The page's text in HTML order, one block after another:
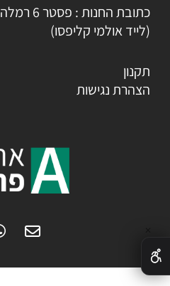
כתובת החנות : פסטר 6 רמלה
(לייד אולמי קליפסו)
תקנון
הצהרת נגישות